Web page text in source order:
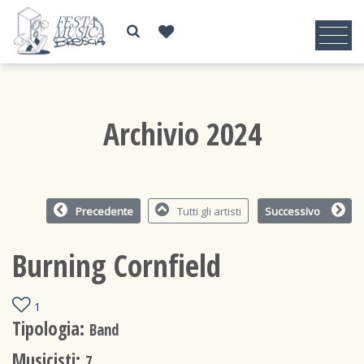
Archivio 2024
Precedente Tutti gli artisti Successivo
Burning Cornfield
1
Tipologia: Band